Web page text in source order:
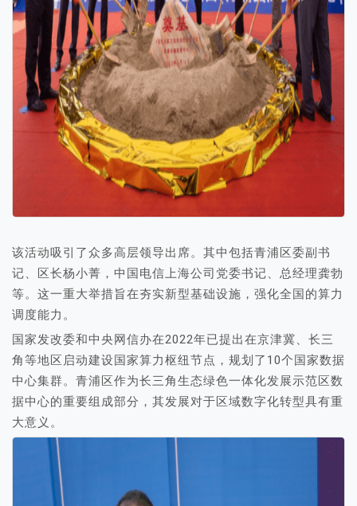
该活动吸引了众多高层领导出席。其中包括青浦区委副书
记、区长杨小菁，中国电信上海公司党委书记、总经理龚勃
等。这一重大举措旨在夯实新型基础设施，强化全国的算力
调度能力。
国家发改委和中央网信办在2022年已提出在京津冀、长三
角等地区启动建设国家算力枢纽节点，规划了10个国家数据
中心集群。青浦区作为长三角生态绿色一体化发展示范区数
据中心的重要组成部分，其发展对于区域数字化转型具有重
大意义。